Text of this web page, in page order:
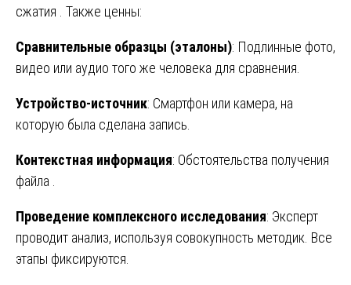
сжатия . Также ценны:
Сравнительные образцы (эталоны): Подлинные фото,
видео или аудио того же человека для сравнения.
Устройство-источник: Смартфон или камера, на
которую была сделана запись.
Контекстная информация: Обстоятельства получения
файла .
Проведение комплексного исследования: Эксперт
проводит анализ, используя совокупность методик. Все
этапы фиксируются.